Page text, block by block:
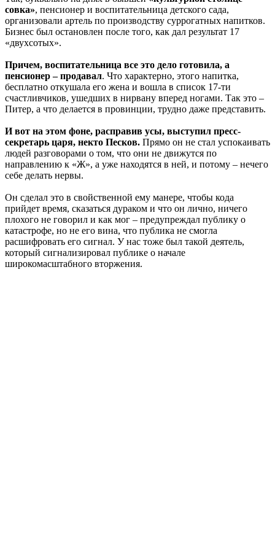
совка», пенсионер и воспитательница детского сада,
организовали артель по производству суррогатных напитков.
Бизнес был остановлен после того, как дал результат 17
«двухсотых».
Причем, воспитательница все это дело готовила, а
пенсионер – продавал. Что характерно, этого напитка,
бесплатно откушала его жена и вошла в список 17-ти
счастливчиков, ушедших в нирвану вперед ногами. Так это –
Питер, а что делается в провинции, трудно даже представить.
И вот на этом фоне, расправив усы, выступил пресс-
секретарь царя, некто Песков. Прямо он не стал успокаивать
людей разговорами о том, что они не движутся по
направлению к «Ж», а уже находятся в ней, и потому – нечего
себе делать нервы.
Он сделал это в свойственной ему манере, чтобы кода
прийдет время, сказаться дураком и что он лично, ничего
плохого не говорил и как мог – предупреждал публику о
катастрофе, но не его вина, что публика не смогла
расшифровать его сигнал. У нас тоже был такой деятель,
который сигнализировал публике о начале
широкомасштабного вторжения.